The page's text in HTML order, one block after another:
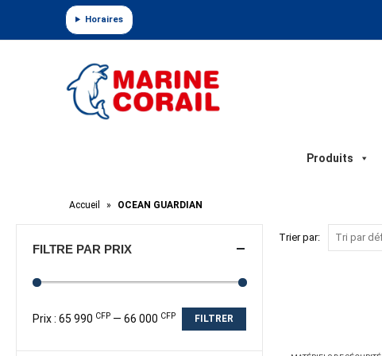
Horaires
Produits
Accueil » OCEAN GUARDIAN
Trier par:
FILTRE PAR PRIX
FILTRER
Prix : 65 990 CFP — 66 000 CFP
Panneau de gestion des cookies